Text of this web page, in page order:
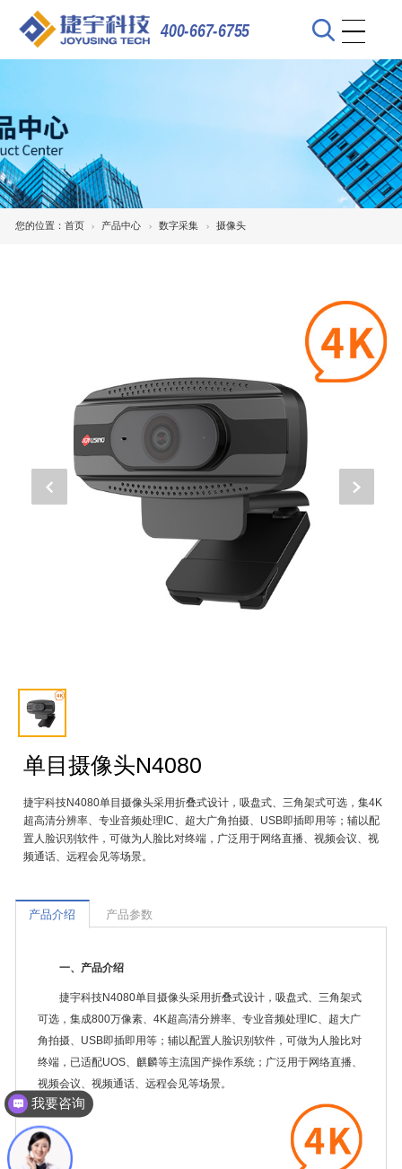
400-667-6755
您的位置： 首页 产品中心 数字采集 摄像头
单目摄像头N4080
捷宇科技N4080单目摄像头采用折叠式设计，吸盘式、三角架式可选，集4K
超高清分辨率、专业音频处理IC、超大广角拍摄、USB即插即用等；辅以配
置人脸识别软件，可做为人脸比对终端，广泛用于网络直播、视频会议、视
频通话、远程会见等场景。
产品介绍 产品参数
一、产品介绍
捷宇科技N4080单目摄像头采用折叠式设计，吸盘式、三角架式
可选，集成800万像素、4K超高清分辨率、专业音频处理IC、超大广
角拍摄、USB即插即用等；辅以配置人脸识别软件，可做为人脸比对
终端，已适配UOS、麒麟等主流国产操作系统；广泛用于网络直播、
视频会议、视频通话、远程会见等场景。
我要咨询